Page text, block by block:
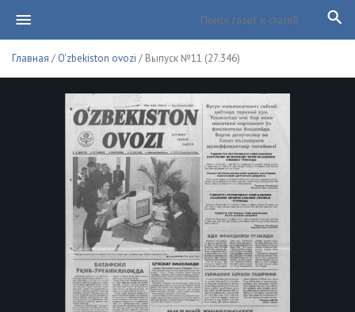
Главная / O'zbekiston ovozi / Выпуск №11 (27.346)